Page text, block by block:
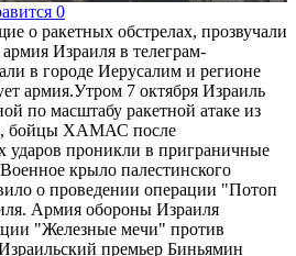
0
о ракетных обстрелах, прозвучали
Израиля в телеграм-
в городе Иерусалим и регионе
армия.Утром 7 октября Израиль
по масштабу ракетной атаке из
бойцы ХАМАС после
ударов проникли в приграничные
крыло палестинского
о проведении операции "Потоп
Армия обороны Израиля
"Железные мечи" против
премьер Биньямин